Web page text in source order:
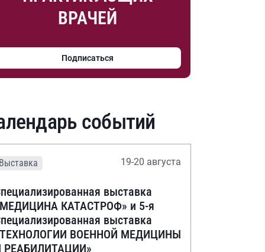
ВРАЧЕЙ
Подписаться
событий
19-20 августа
выставка
КАТАСТРОФ» и 5-я
выставка
ВОЕННОЙ МЕДИЦИНЫ
РЕАБИЛИТАЦИИ»